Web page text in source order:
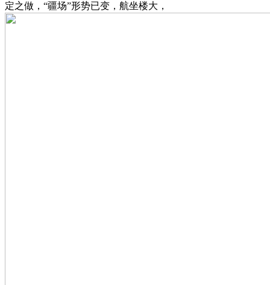
定之做，“疆场”形势已变，航坐楼大，